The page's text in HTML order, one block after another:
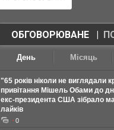
ОБГОВОРЮВАНЕ|
День Місяць
"65 років ніколи не виглядали
привітання Мішель Обами до
екс-президента США зібрало
лайків
0